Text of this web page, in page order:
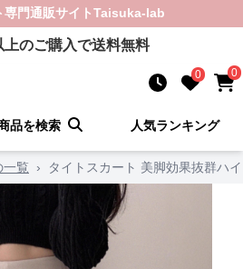
専門通販サイトTaisuka-lab
上のご購入で送料無料
0 0
品を検索 人気ランキング
一覧 › タイトスカート 美脚効果抜群ハ